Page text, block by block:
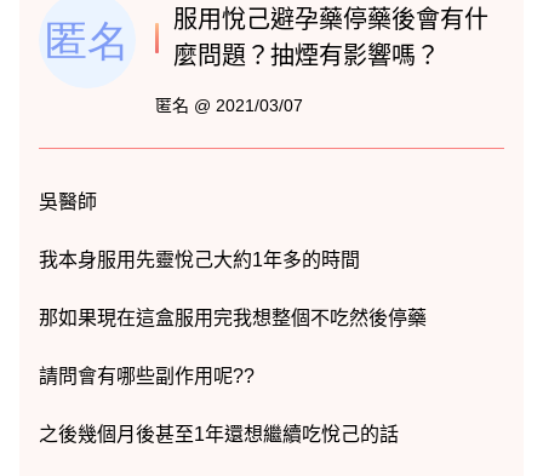
服用悅己避孕藥停藥後會有什
麼問題？抽煙有影響嗎？
匿名 @ 2021/03/07